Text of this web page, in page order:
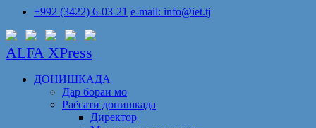
+992 (3422) 6-03-21 e-mail: info@iet.tj
ALFA XPress
ДОНИШКАДА
Дар бораи мо
Раёсати донишкада
Директор